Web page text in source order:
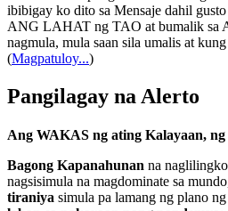
ibibigay ko dito sa Mensaje dahil
ANG LAHAT ng TAO at bumalik sa
nagmula, mula saan sila umalis at
(Magpatuloy...)
Pangilagay na Alerto
Ang WAKAS ng ating Kalayaan,
Bagong Kapanahunan na
nagsisimula na magdominate sa
tiraniya simula pa lamang ng plano ng